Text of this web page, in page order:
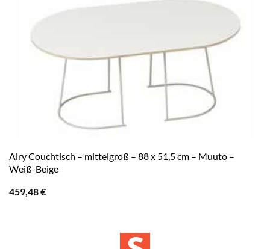
Airy Couchtisch – mittelgroß – 88 x 51,5 cm – Muuto –
Weiß-Beige
459,48€